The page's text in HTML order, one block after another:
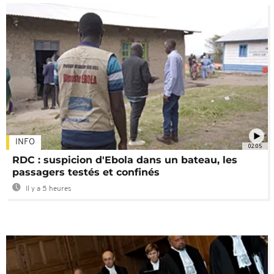
02:05
INFO
RDC : suspicion d'Ebola dans un bateau, les
passagers testés et confinés
Il y a 5 heures